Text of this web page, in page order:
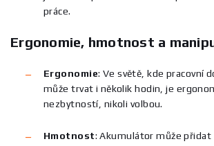
práce.
Ergonomie, hmotnost a
Ergonomie: Ve světě, kde pracovní
může trvat i několik hodin, je
nezbytností, nikoli volbou.
Hmotnost: Akumulátor může